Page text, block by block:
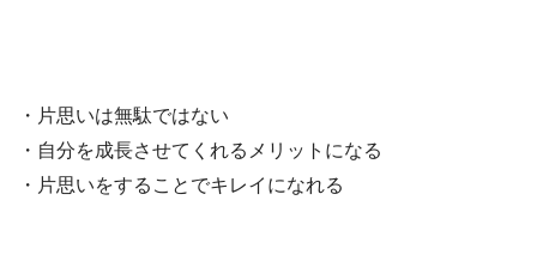
・片思いは無駄ではない
・自分を成長させてくれるメリットになる
・片思いをすることでキレイになれる